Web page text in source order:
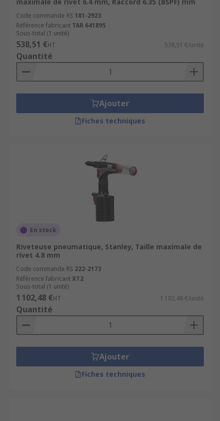
pneumatiques sont capables d'exercer une
force de traction considérable, ce qui les
rend efficaces pour riveter une grande
variété de matériaux, y compris les métaux
épais et résistants comme l'acier.
Polyvalence: les riveteuses pneumatiques
sont polyvalentes et peuvent être utilisées
la construction métallique, l'assemblage de
structures, la fabrication industrielle, la
réparation automobile, etc.
les riveteuses pneumatiques sont
généralement légères et faciles à
manœuvrer. Elles sont équipées de poignées
ergonomiques et de gâchettes simples à
actionner, ce qui les rend confortables à
Durabilité et fiabilité
pour être robustes et durables, capables de
chantiers et dans les environnements
industriels. Leur construction solide et leur
mécanisme de fonctionnement simplifié
réduisent les risques de panne et
prolongent leur durée de vie.
Code commande RS 181-2923
Référence fabricant TAR 641895
Sous-total (1 unité)
538,51 €HT 538,51 €/unité
Quantité
Ajouter
Fiches techniques
En stock
Riveteuse pneumatique, Stanley, Taille maximale de
rivet 4.8 mm
Code commande RS 222-2173
Référence fabricantXT2
Sous-total (1 unité)
1 102,48 €HT 1 102,48 €/unité
Quantité
Ajouter
Fiches techniques